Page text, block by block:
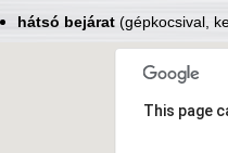
hátsó bejárat(gépkocsival,
This page